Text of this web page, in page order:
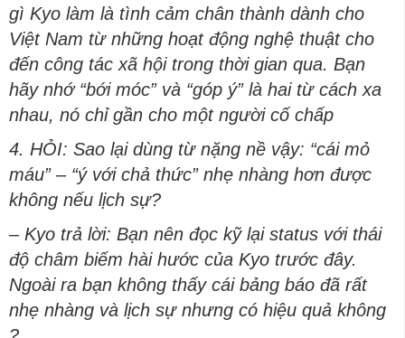
gì Kyo làm là tình cảm chân thành dành cho
Việt Nam từ những hoạt động nghệ thuật cho
đến công tác xã hội trong thời gian qua. Bạn
hãy nhớ “bới móc” và “góp ý” là hai từ cách xa
nhau, nó chỉ gần cho một người cố chấp
4. HỎI: Sao lại dùng từ nặng nề vậy: “cái mỏ
máu” – “ý với chả thức” nhẹ nhàng hơn được
không nếu lịch sự?
– Kyo trả lời: Bạn nên đọc kỹ lại status với thái
độ châm biếm hài hước của Kyo trước đây.
Ngoài ra bạn không thấy cái bảng báo đã rất
nhẹ nhàng và lịch sự nhưng có hiệu quả không